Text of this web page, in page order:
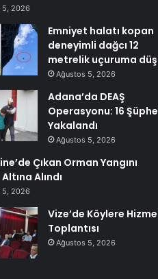
5, 2026
Emniyet halatı kopan
deneyimli dağcı 12
metrelik uçuruma
Ağustos 5, 2026
Adana’da DEAŞ
Operasyonu: 16
Yakalandı
Ağustos 5, 2026
Çıkan Orman Yangını
Alındı
5, 2026
Vize’de Köylere
Toplantısı
Ağustos 5, 2026